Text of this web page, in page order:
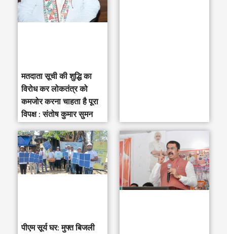
मतदाता सूची की शुद्धि का
विरोध कर लोकतंत्र को
कमजोर करना चाहता है पूरा
विपक्ष : संतोष कुमार सुमन
पीएम सूर्य घर: मुफ्त बिजली